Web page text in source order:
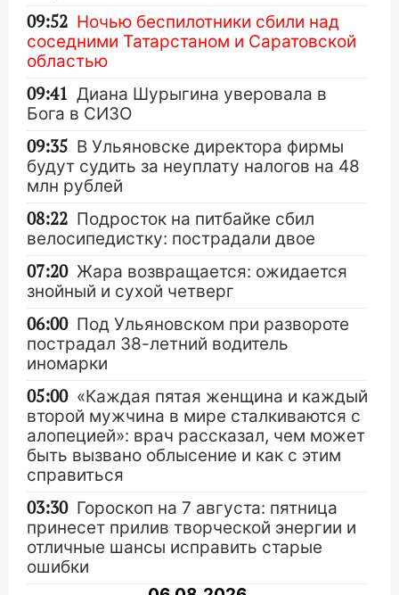
09:52 Ночью беспилотники сбили над
соседними Татарстаном и Саратовской
областью
09:41 Диана Шурыгина уверовала в
Бога в СИЗО
09:35 В Ульяновске директора фирмы
будут судить за неуплату налогов на 48
млн рублей
08:22 Подросток на питбайке сбил
велосипедистку: пострадали двое
07:20 Жара возвращается: ожидается
знойный и сухой четверг
06:00 Под Ульяновском при развороте
пострадал 38-летний водитель
иномарки
05:00 «Каждая пятая женщина и каждый
второй мужчина в мире сталкиваются с
алопецией»: врач рассказал, чем может
быть вызвано облысение и как с этим
справиться
03:30 Гороскоп на 7 августа: пятница
принесет прилив творческой энергии и
отличные шансы исправить старые
ошибки